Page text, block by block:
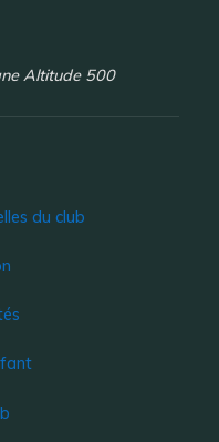
Altitude 500
du club